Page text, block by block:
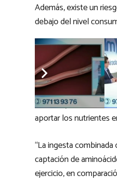
Además, existe un
debajo del nivel
Cuando a la proteína
superemos los límites
del hígado para
Por otra parte, es
aportar los nutrientes
“La ingesta
captación de
ejercicio, en